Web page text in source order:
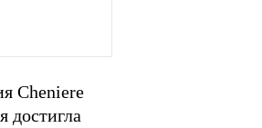
Cheniere
достигла